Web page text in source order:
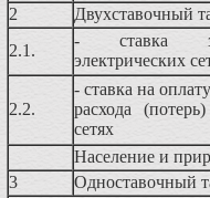
2
Двухставочный
2.1.
- ставка
электрических
2.2.
- ставка на
расхода
сетях
Население и
3
Одноставочный